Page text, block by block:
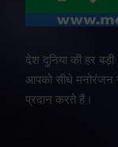
देश दुनिया की हर
आपको सीधे मनोरंजन
प्रदान करते हैं।